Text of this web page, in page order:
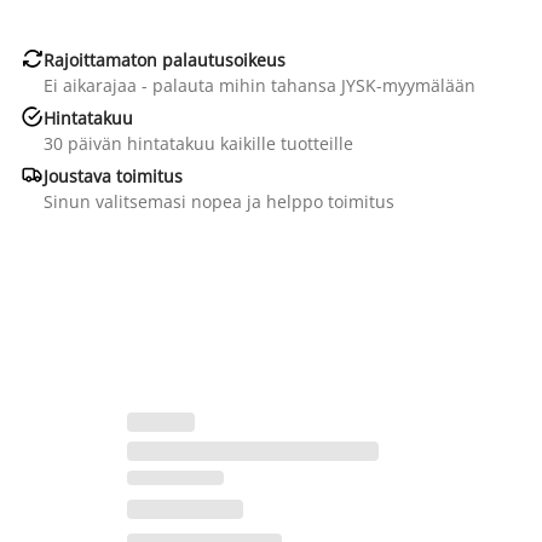
Rajoittamaton palautusoikeus
Ei aikarajaa - palauta mihin tahansa JYSK-myymälään
Hintatakuu
30 päivän hintatakuu kaikille tuotteille
Joustava toimitus
Sinun valitsemasi nopea ja helppo toimitus